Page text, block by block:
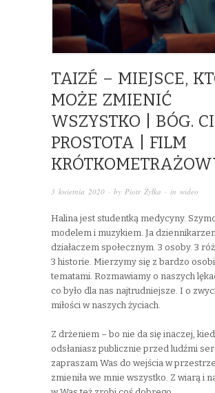
TAIZÉ – MIEJSCE,
MOŻE ZMIENIĆ
WSZYSTKO | BÓG.
PROSTOTA | FILM
3 kwietnia 2020 · by Piotr Żyłka · in wideo
Halina jest studentką medycyny.
modelem i muzykiem. Ja
działaczem społecznym. 3 osoby. 3
3 historie. Mierzymy się z bardzo
tematami. Rozmawiamy o naszych
co było dla nas najtrudniejsze. I o
miłości w naszych życiach.
Z drżeniem – bo nie da się inaczej,
odsłaniasz publicznie przed ludźmi
zapraszam Was do wejścia w
zmieniła we mnie wszystko. Z wiarą i